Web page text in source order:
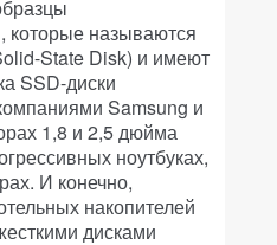
называются
State Disk) и имеют
SSD-диски
Samsung и
1,8 и 2,5 дюйма
ноутбуках,
И конечно,
накопителей
дисками